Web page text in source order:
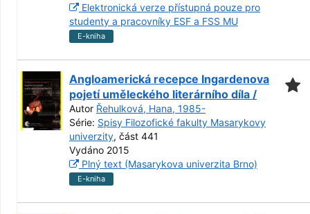
Elektronická verze přístupná pouze pro
studenty a pracovníky ESF a FSS MU
E-kniha
Angloamerická recepce Ingardenova
pojetí uměleckého literárního díla /
Autor Řehulková, Hana, 1985-
Série: Spisy Filozofické fakulty Masarykovy
univerzity, část 441
Vydáno 2015
Plný text (Masarykova univerzita Brno)
E-kniha